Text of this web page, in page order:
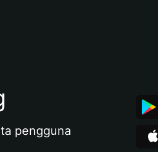
pengguna